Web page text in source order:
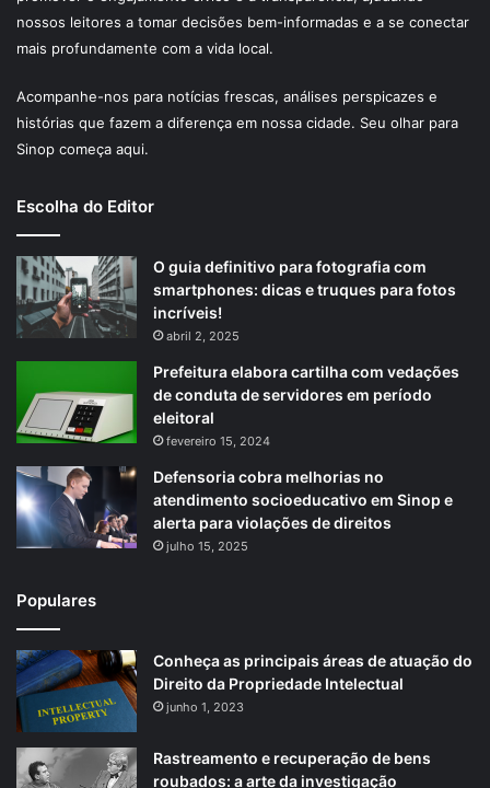
nossos leitores a tomar decisões bem-informadas e a se conectar
mais profundamente com a vida local.
Acompanhe-nos para notícias frescas, análises perspicazes e
histórias que fazem a diferença em nossa cidade. Seu olhar para
Sinop começa aqui.
Escolha do Editor
O guia definitivo para fotografia com
smartphones: dicas e truques para fotos
incríveis!
abril 2, 2025
Prefeitura elabora cartilha com vedações
de conduta de servidores em período
eleitoral
fevereiro 15, 2024
Defensoria cobra melhorias no
atendimento socioeducativo em Sinop e
alerta para violações de direitos
julho 15, 2025
Populares
Conheça as principais áreas de atuação do
Direito da Propriedade Intelectual
junho 1, 2023
Rastreamento e recuperação de bens
roubados: a arte da investigação